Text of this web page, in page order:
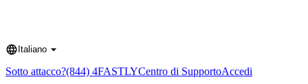
Language
Italiano
Sotto attacco?(844) 4FASTLYCentro di SupportoAccedi